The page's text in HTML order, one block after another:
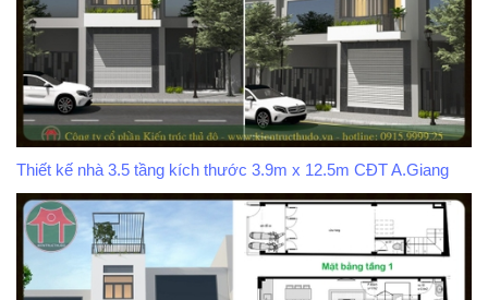
Thiết kế nhà 3.5 tầng kích thước 3.9m x 12.5m CĐT A.Giang